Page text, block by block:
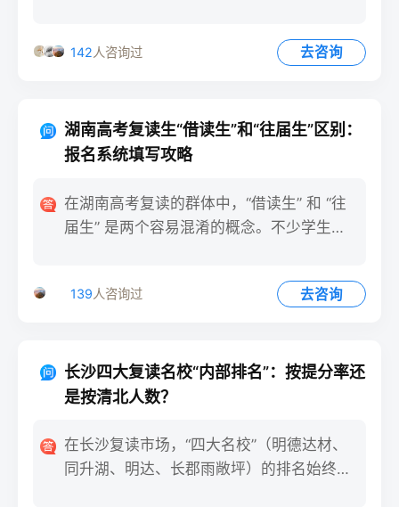
142人咨询过 去咨询
湖南高考复读生“借读生”和“往届生”区别：
报名系统填写攻略
在湖南高考复读的群体中，“借读生” 和 “往
届生” 是两个容易混淆的概念。不少学生和
139人咨询过 去咨询
长沙四大复读名校“内部排名”：按提分率还
是按清北人数？
在长沙复读市场，“四大名校”（明德达材、
同升湖、明达、长郡雨敞坪）的排名始终是